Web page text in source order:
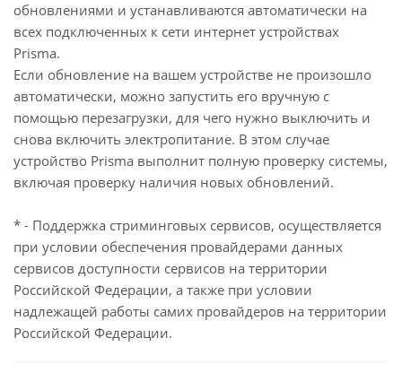
обновлениями и устанавливаются автоматически на
всех подключенных к сети интернет устройствах
Prisma.
Если обновление на вашем устройстве не произошло
автоматически, можно запустить его вручную с
помощью перезагрузки, для чего нужно выключить и
снова включить электропитание. В этом случае
устройство Prisma выполнит полную проверку системы,
включая проверку наличия новых обновлений.
* - Поддержка стриминговых сервисов, осуществляется
при условии обеспечения провайдерами данных
сервисов доступности сервисов на территории
Российской Федерации, а также при условии
надлежащей работы самих провайдеров на территории
Российской Федерации.